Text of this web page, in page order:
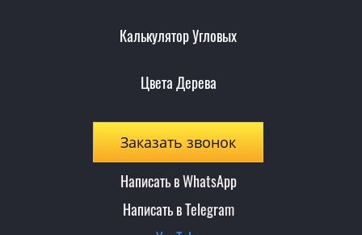
Калькулятор Угловых
Цвета Дерева
Заказать звонок
Написать в WhatsApp
Написать в Telegram